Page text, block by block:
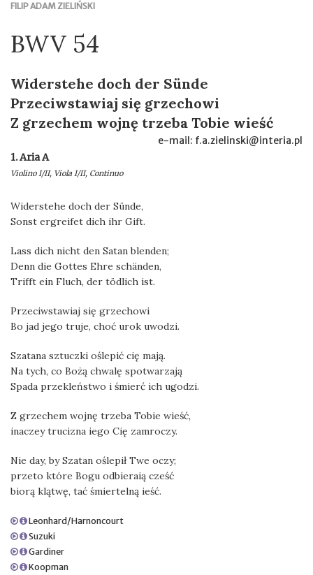
FILIP ADAM ZIELIŃSKI
BWV 54
Widerstehe doch der Sünde
Przeciwstawiaj się grzechowi
Z grzechem wojnę trzeba Tobie wieść
e-mail: f.a.zielinski@interia.pl
1. Aria A
Violino I/II, Viola I/II, Continuo
Widerstehe doch der Sünde,
Sonst ergreifet dich ihr Gift.
Lass dich nicht den Satan blenden;
Denn die Gottes Ehre schänden,
Trifft ein Fluch, der tödlich ist.
Przeciwstawiaj się grzechowi
Bo jad jego truje, choć urok uwodzi.
Szatana sztuczki oślepić cię mają.
Na tych, co Bożą chwalę spotwarzają
Spada przekleństwo i śmierć ich ugodzi.
Z grzechem wojnę trzeba Tobie wieść,
inaczey trucizna iego Cię zamroczy.
Nie day, by Szatan oślepił Twe oczy;
przeto które Bogu odbieraią cześć
biorą klątwę, tać śmiertelną ieść.
Leonhard/Harnoncourt
Suzuki
Gardiner
Koopman